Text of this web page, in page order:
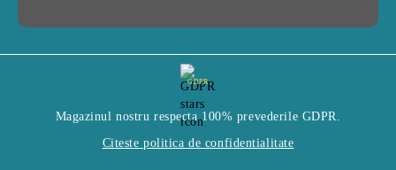
GDPR
Magazinul nostru respecta 100% prevederile GDPR.
Citeste politica de confidentialitate